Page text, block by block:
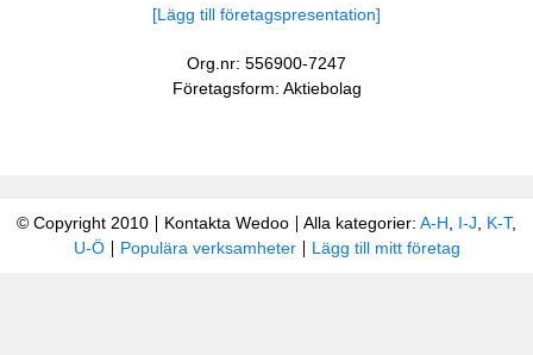
[Lägg till företagspresentation]
Org.nr: 556900-7247
Företagsform: Aktiebolag
© Copyright 2010 Kontakta Wedoo Alla kategorier: A-H I-J K-T,
U-Ö
Populära verksamheter Lägg till mitt företag